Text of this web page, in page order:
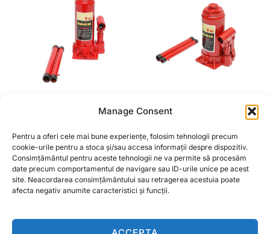
Manage Consent
Pentru a oferi cele mai bune experiențe, folosim tehnologii precum
cookie-urile pentru a stoca și/sau accesa informații despre dispozitiv.
Consimțământul pentru aceste tehnologii ne va permite să procesăm
date precum comportamentul de navigare sau ID-urile unice pe acest
site. Neacordarea consimțământului sau retragerea acestuia poate
afecta negativ anumite caracteristici și funcții.
CRIC HIDRAULIC 6
90,00 lei
ADAUGĂ ÎN COȘ
CRIC HIDRAULIC 8
120,00lei
ADAUGĂ ÎN COȘ